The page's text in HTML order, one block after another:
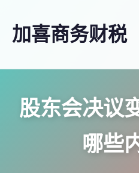
加喜商务财税
股东会决议
哪些